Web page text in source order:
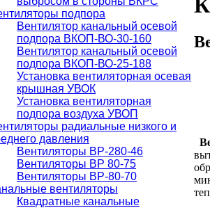
подпора
Вентилятор канальный осевой
подпора ВКОП-ВО-30-160
Вентилятор канальный осевой
подпора ВКОП-ВО-25-188
Установка вентиляторная осевая
крышная УВОК
Установка вентиляторная
подпора воздуха УВОП
радиальные низкого и
давления
Вентиляторы ВР-280-46
Вентиляторы ВР 80-75
Вентиляторы ВР-80-70
вентиляторы
Квадратные канальные